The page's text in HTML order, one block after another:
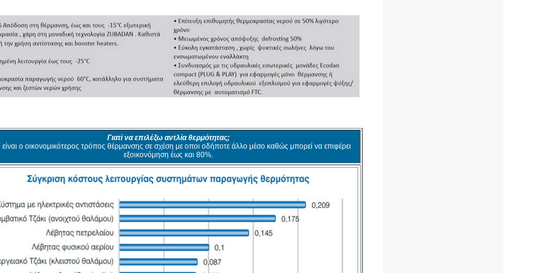
Γιατί να επιλέξω αντλία θερμότητας;
είναι ο οικονομικότερος τρόπος θέρμανσης σε σχέση με οποι οδήποτε άλλο μέσο καθώς μπορεί να επιφέρει
εξοικονόμηση έως και 80%.